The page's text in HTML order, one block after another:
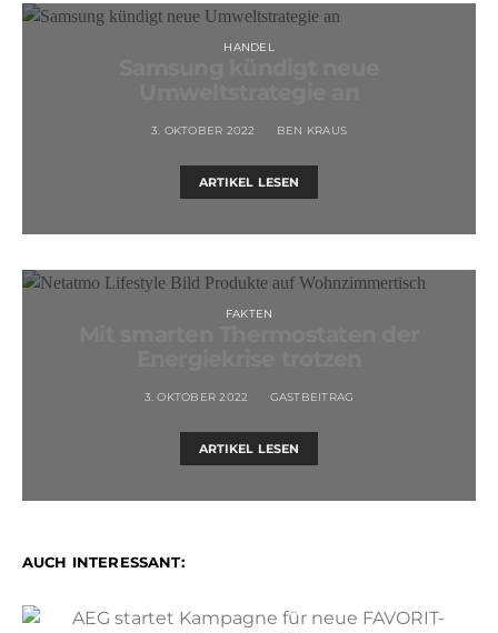
HANDEL
3. OKTOBER 2022 BEN KRAUS
ARTIKEL LESEN
FAKTEN
3. OKTOBER 2022 GASTBEITRAG
ARTIKEL LESEN
AUCH INTERESSANT: